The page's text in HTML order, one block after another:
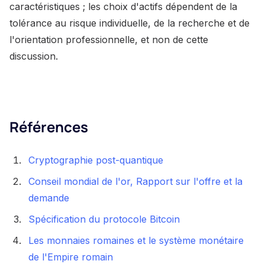
caractéristiques ; les choix d'actifs dépendent de la
tolérance au risque individuelle, de la recherche et de
l'orientation professionnelle, et non de cette
discussion.
Références
Cryptographie post-quantique
Conseil mondial de l'or, Rapport sur l'offre et la
demande
Spécification du protocole Bitcoin
Les monnaies romaines et le système monétaire
de l'Empire romain